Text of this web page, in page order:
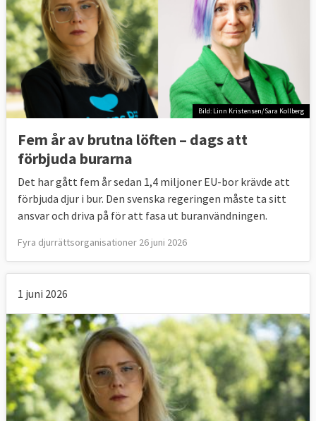
Bild: Linn Kristensen/Sara Kollberg
Fem år av brutna löften – dags att
förbjuda burarna
Det har gått fem år sedan 1,4 miljoner EU-bor krävde att
förbjuda djur i bur. Den svenska regeringen måste ta sitt
ansvar och driva på för att fasa ut buranvändningen.
Fyra djurrättsorganisationer 26 juni 2026
1 juni 2026